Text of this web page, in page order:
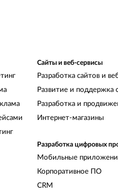
Сайты и веб-сервисы
Разработка сайтов и
Развитие и поддержка
Разработка и
Интернет-магазины
Разработка цифровых
Мобильные
Корпоративное ПО
CRM